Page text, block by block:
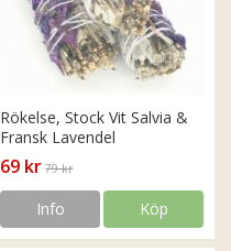
Rökelse, Stock Vit Salvia &
Fransk Lavendel
69 kr 79 kr
Info Köp